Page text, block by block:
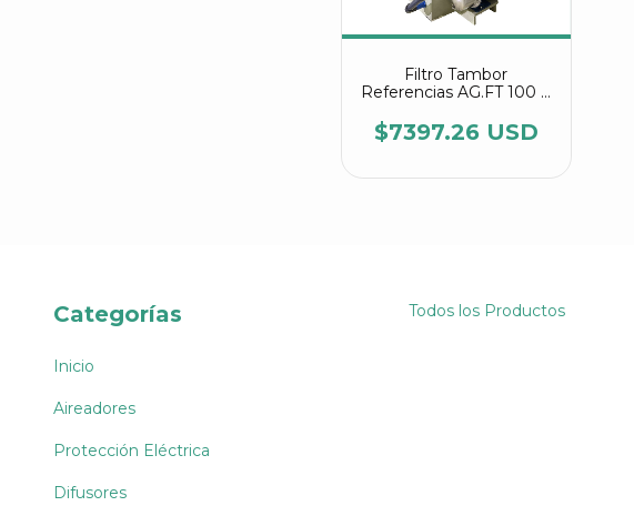
Filtro Tambor
Referencias AG.FT 100 Y
$7397.26 USD
Categorías
Inicio
Aireadores
Protección Eléctrica
Difusores
Todos los Productos